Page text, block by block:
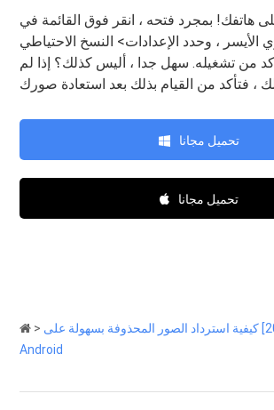
هاتفك! بمجرد فتحه ، انقر فوق القائمة في
الأيسر ، وحدد الإعدادات> النسخ الاحتياطي
من تشغيله. سهل جدا ، أليس كذلك؟ إذا لم
تحميل مجانا
تحميل مجانا
> [2020] كيفية استرداد الصور المحذوفة بسهولة على
Android